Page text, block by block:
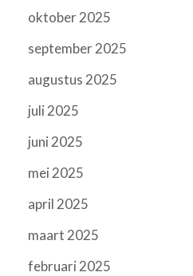
oktober 2025
september 2025
augustus 2025
juli 2025
juni 2025
mei 2025
april 2025
maart 2025
februari 2025